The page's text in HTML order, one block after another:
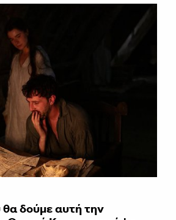
θα δούμε αυτή την